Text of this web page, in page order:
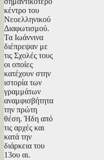
κέντρο του
Νεοελληνικού
Διαφωτισμού.
Τα Ιωάννινα
διέπρεψαν με
τις Σχολές τους
οι οποίες
κατέχουν στην
ιστορία των
γραμμάτων
αναμφισβήτητα
την πρώτη
θέση. Ήδη από
τις αρχές και
κατά την
διάρκεια του
13ου αι.